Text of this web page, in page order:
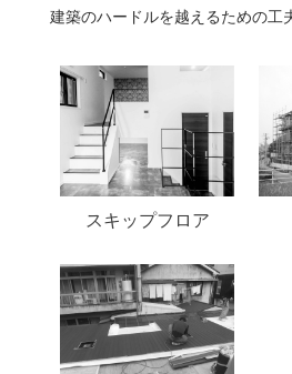
建築のハードルを越えるための工
スキップフロア